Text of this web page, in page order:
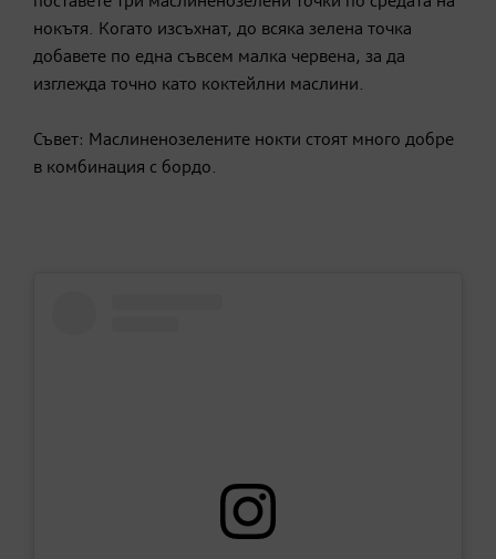
нокътя. Когато изсъхнат, до всяка зелена точка
добавете по една съвсем малка червена, за да
изглежда точно като коктейлни маслини.
Съвет: Маслиненозелените нокти стоят много добре
в комбинация с бордо.